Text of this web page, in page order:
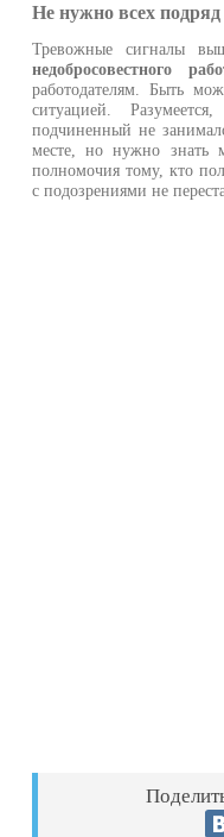
Не нужно всех подряд
Тревожные сигналы
недобросовестного
работодателям. Быть
ситуацией.
подчиненный не
месте, но нужно знать
полномочия тому, кто
с подозрениями не